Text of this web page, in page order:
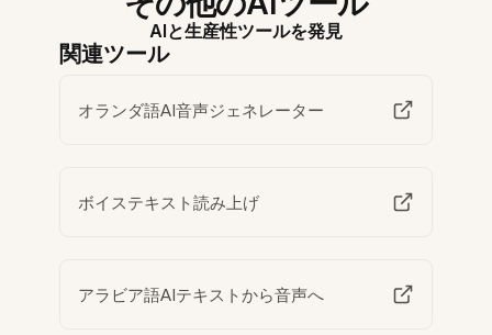
AIと生産性ツールを発見
関連ツール
オランダ語AI音声ジェネレーター
ボイステキスト読み上げ
アラビア語AIテキストから音声へ